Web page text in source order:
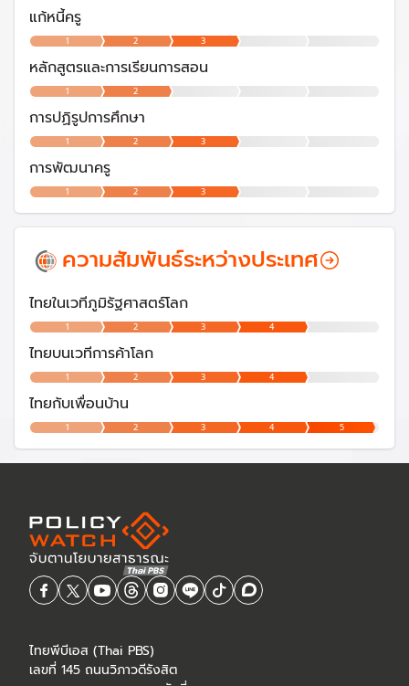
แก้หนี้ครู
1 2 3
หลักสูตรและการเรียนการสอน
1 2
การปฏิรูปการศึกษา
1 2 3
การพัฒนาครู
1 2 3
ความสัมพันธ์ระหว่างประเทศ
ไทยในเวทีภูมิรัฐศาสตร์โลก
1 2 3 4
ไทยบนเวทีการค้าโลก
1 2 3 4
ไทยกับเพื่อนบ้าน
1 2 3 4 5
ไทยพีบีเอส (Thai PBS)
เลขที่ 145 ถนนวิภาวดีรังสิต